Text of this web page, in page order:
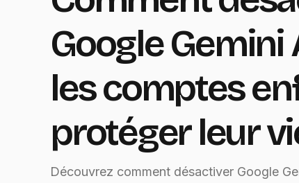
Google Gemini
les comptes
protéger leur
Découvrez comment désactiver Google